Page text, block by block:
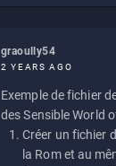
graoully54
2 YEARS AGO
Exemple de fichier
des Sensible World
Créer un fichier
la Rom et au